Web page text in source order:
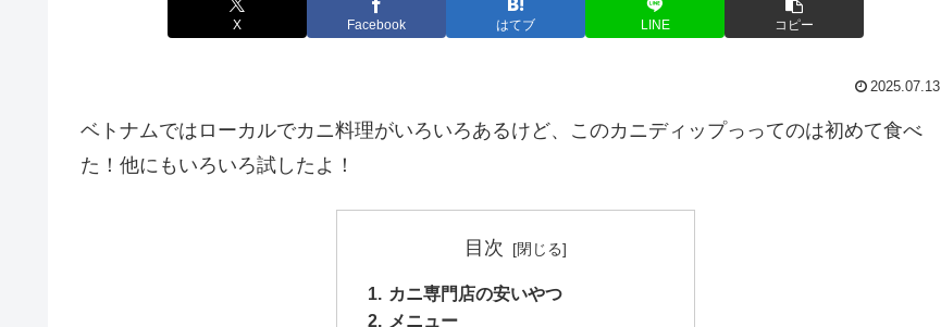
X Facebook はてブ LINE コピー
2025.07.13
ベトナムではローカルでカニ料理がいろいろあるけど、このカニディップっってのは初めて食べ
た！他にもいろいろ試したよ！
目次
カニ専門店の安いやつ
メニュー